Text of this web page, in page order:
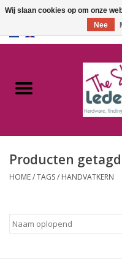
Catalogus
FAQ
Producten
HOME/TAGS/ HANDVATKERN
Wij slaan cookies op om onze
Nee